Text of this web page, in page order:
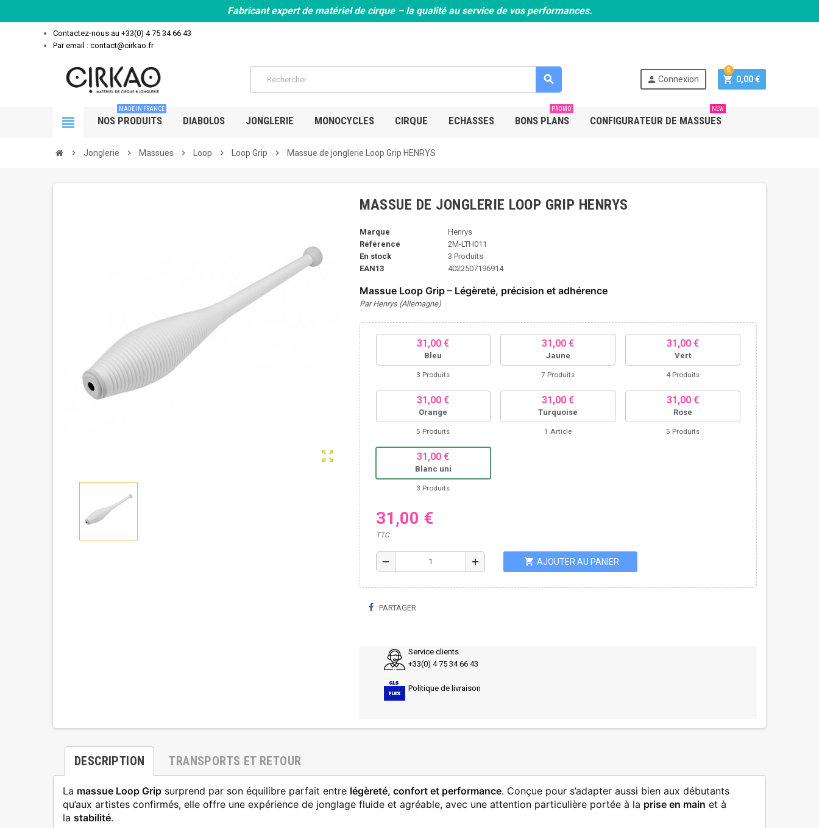
Fabricant expert de matériel de cirque – la qualité au service de vos performances.
Contactez-nous au +33(0) 4 75 34 66 43
Par email : contact@cirkao.fr
search person Connexion shopping_cart 0,00 €
0
view_headline NOS PRODUITS
MADE IN FRANCE
DIABOLOS JONGLERIE MONOCYCLES CIRQUE ECHASSES BONS PLANS
PROMO
CONFIGURATEUR DE MASSUES
NEW
chevron_right Jonglerie chevron_right Massues chevron_right Loop chevron_right Loop Grip chevron_right Massue de jonglerie Loop Grip HENRYS
zoom_out_map
MASSUE DE JONGLERIE LOOP GRIP HENRYS
Marque
Henrys
Référence
2M-LTH011
En stock
3 Produits
EAN13
4022507196914
Massue Loop Grip – Légèreté, précision et adhérence
Par Henrys (Allemagne)
31,00 €
Bleu
3 Produits
31,00 €
Jaune
7 Produits
31,00 €
Vert
4 Produits
31,00 €
Orange
5 Produits
31,00 €
Turquoise
1 Article
31,00 €
Rose
5 Produits
31,00 €
Blanc uni
3 Produits
31,00 €
TTC
remove add shopping_cart AJOUTER AU PANIER
PARTAGER
Service clients
+33(0) 4 75 34 66 43
Politique de livraison
DESCRIPTION TRANSPORTS ET RETOUR
La massue Loop Grip surprend par son équilibre parfait entre légèreté, confort et performance. Conçue pour s’adapter aussi bien aux débutants
qu’aux artistes confirmés, elle offre une expérience de jonglage fluide et agréable, avec une attention particulière portée à la prise en main et à
la stabilité.